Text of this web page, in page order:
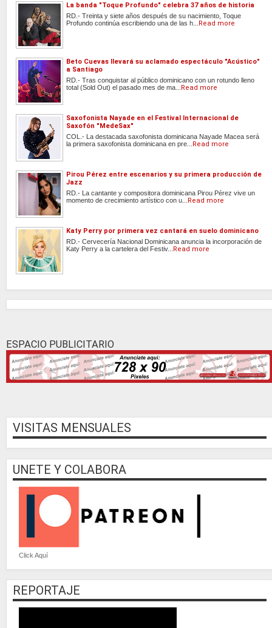
La banda "Toque Profundo" celebra 37 años de historia
RD.- Treinta y siete años después de su nacimiento, Toque
Profundo continúa escribiendo una de las h... Read more
Beto Cuevas llevará su aclamado espectáculo "Acústico"
a Santiago
RD.- Tras conquistar al público dominicano con un rotundo lleno
total (Sold Out) el pasado mes de ma... Read more
Saxofonista Nayade en el Festival Internacional de
Saxofón "MedeSax"
COL.- La destacada saxofonista dominicana Nayade Macea será
la primera saxofonista dominicana en pre... Read more
Pirou Pérez entre escenarios y su primera producción de
Jazz
RD.- La cantante y compositora dominicana Pirou Pérez vive un
momento de crecimiento artístico con u... Read more
Katy Perry por primera vez cantará en suelo dominicano
RD.- Cervecería Nacional Dominicana anuncia la incorporación de
Katy Perry a la cartelera del Festiv... Read more
ESPACIO PUBLICITARIO
VISITAS MENSUALES
UNETE Y COLABORA
Click Aquí
REPORTAJE